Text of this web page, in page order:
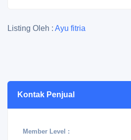
Listing Oleh : Ayu fitria
Kontak Penjual
Member Level :